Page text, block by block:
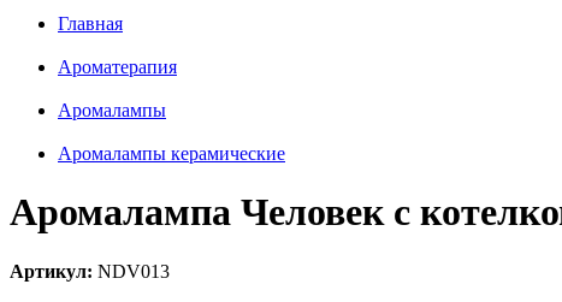
Главная
Ароматерапия
Аромалампы
Aромалампы керамические
Аромалампа Человек с
Артикул: NDV013